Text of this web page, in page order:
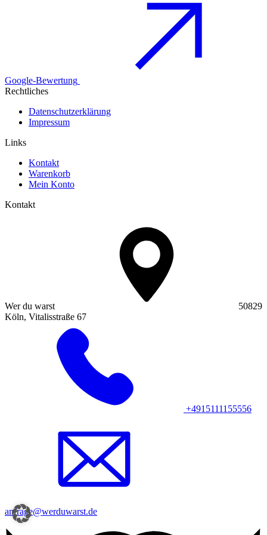
Google-Bewertung
Rechtliches
Datenschutzerklärung
Impressum
Links
Kontakt
Warenkorb
Mein Konto
Kontakt
Wer du warst
50829
Köln, Vitalisstraße 67
+4915111155556
anfrage@werduwarst.de